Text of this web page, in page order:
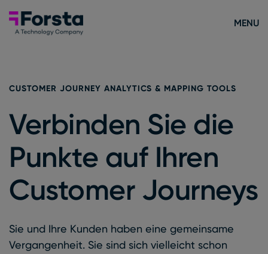
Forsta Deutsch
MENU
CUSTOMER JOURNEY ANALYTICS & MAPPING TOOLS
Verbinden Sie die
Punkte auf Ihren
Customer Journeys
Sie und Ihre Kunden haben eine gemeinsame
Vergangenheit. Sie sind sich vielleicht schon